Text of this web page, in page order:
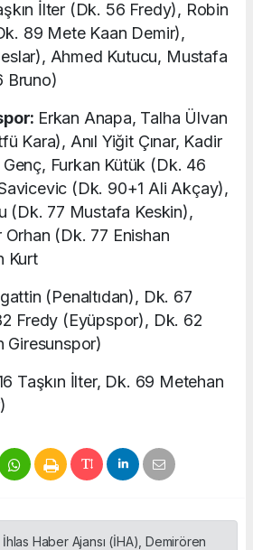
İlter (Dk. 56 Fredy), Robin
89 Mete Kaan Demir),
Ahmed Kutucu, Mustafa
Bruno)
Erkan Anapa, Talha Ülvan
Kara), Anıl Yiğit Çınar, Kadir
Furkan Kütük (Dk. 46
(Dk. 90+1 Ali Akçay),
(Dk. 77 Mustafa Keskin),
(Dk. 77 Enishan
Kurt
(Penaltıdan), Dk. 67
Fredy (Eyüpspor), Dk. 62
Giresunspor)
Taşkın İlter, Dk. 69 Metehan
Haber Ajansı (İHA), Demirören